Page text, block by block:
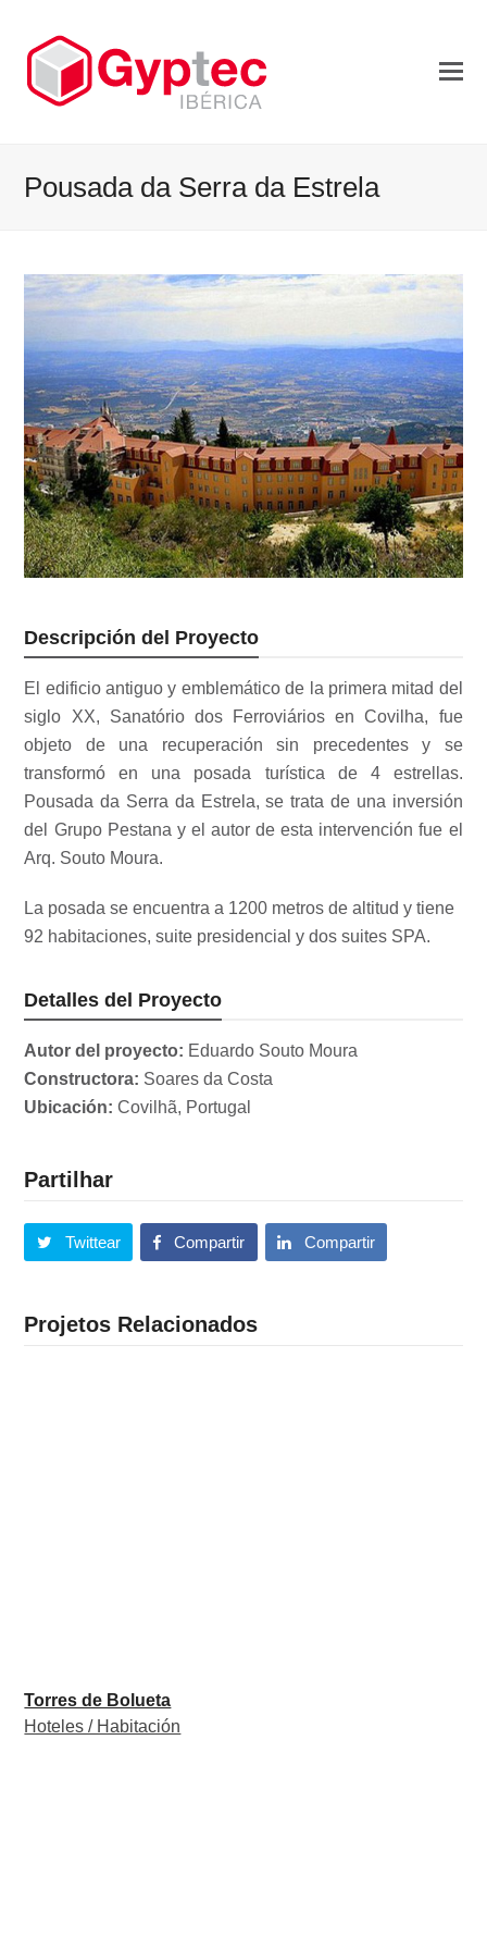
Pousada da Serra da Estrela
Descripción del Proyecto
El edificio antiguo y emblemático de la primera mitad del
siglo XX, Sanatório dos Ferroviários en Covilha, fue
objeto de una recuperación sin precedentes y se
transformó en una posada turística de 4 estrellas.
Pousada da Serra da Estrela, se trata de una inversión
del Grupo Pestana y el autor de esta intervención fue el
Arq. Souto Moura.
La posada se encuentra a 1200 metros de altitud y tiene
92 habitaciones, suite presidencial y dos suites SPA.
Detalles del Proyecto
Autor del proyecto: Eduardo Souto Moura
Constructora: Soares da Costa
Ubicación: Covilhã, Portugal
Partilhar
Twittear Compartir Compartir
Projetos Relacionados
Torres de Bolueta
Hoteles / Habitación